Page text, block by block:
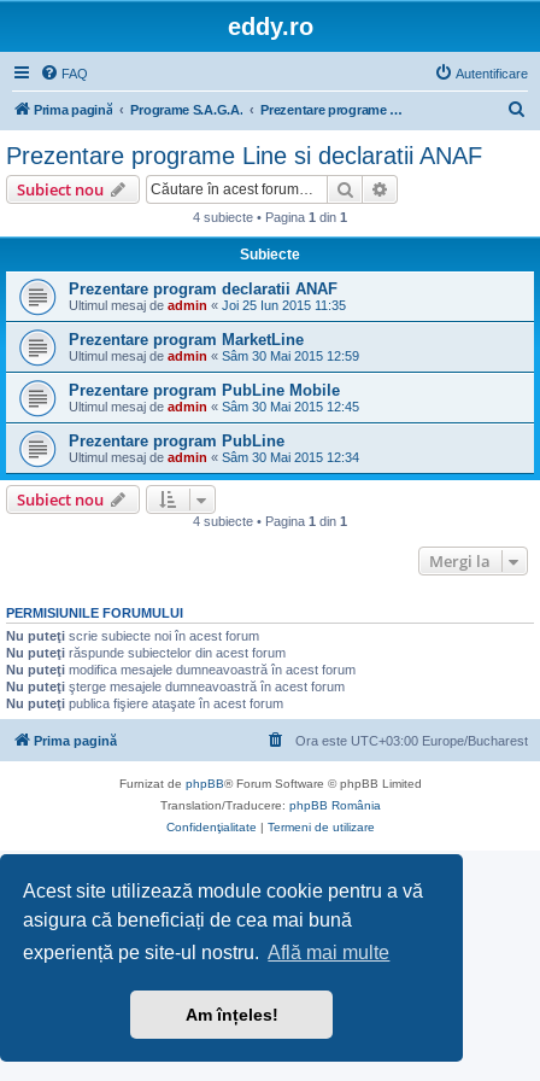
Acest site utilizează module cookie pentru a vă
asigura că beneficiați de cea mai bună
experiență pe site-ul nostru. Află mai multe
Am înțeles!
eddy.ro
FAQ Autentificare
Prima pagină Programe S.A.G.A. Prezentare programe Line si declaratii ANAF
Prezentare programe Line si declaratii ANAF
Subiect nou Căutare
4 subiecte • Pagina 1 din 1
Subiecte
Prezentare program declaratii ANAF
Ultimul mesaj de admin « Joi 25 Iun 2015 11:35
Prezentare program MarketLine
Ultimul mesaj de admin « Sâm 30 Mai 2015 12:59
Prezentare program PubLine Mobile
Ultimul mesaj de admin « Sâm 30 Mai 2015 12:45
Prezentare program PubLine
Ultimul mesaj de admin « Sâm 30 Mai 2015 12:34
Subiect nou
4 subiecte • Pagina 1 din 1
Mergi la
PERMISIUNILE FORUMULUI
Nu puteţi scrie subiecte noi în acest forum
Nu puteţi răspunde subiectelor din acest forum
Nu puteţi modifica mesajele dumneavoastră în acest forum
Nu puteţi şterge mesajele dumneavoastră în acest forum
Nu puteţi publica fişiere ataşate în acest forum
Prima pagină Ora este UTC+03:00 Europe/Bucharest
Furnizat de phpBB® Forum Software © phpBB Limited
Translation/Traducere: phpBB România
Confidenţialitate | Termeni de utilizare